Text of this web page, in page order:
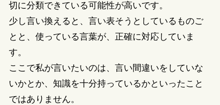
切に分類できている可能性が高いです。
少し言い換えると、言い表そうとしているものご
とと、使っている言葉が、正確に対応していま
す。
ここで私が言いたいのは、言い間違いをしていな
いかとか、知識を十分持っているかといったこと
ではありません。